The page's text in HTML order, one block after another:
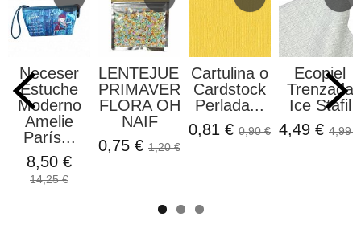
Neceser
Estuche
Moderno
Amelie
París...
8,50 €
14,25 €
LENTEJUELAS
PRIMAVERA
FLORA OH
NAIF
0,75 € 1,20 €
Cartulina o
Cardstock
Perlada...
0,81 € 0,90 €
Ecopiel
Trenzada
Ice Stafil
4,49 € 4,99 €